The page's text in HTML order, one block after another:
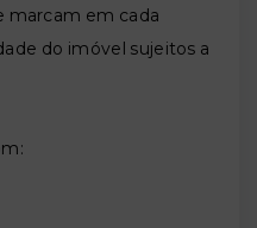
marcam em cada
do imóvel sujeitos a